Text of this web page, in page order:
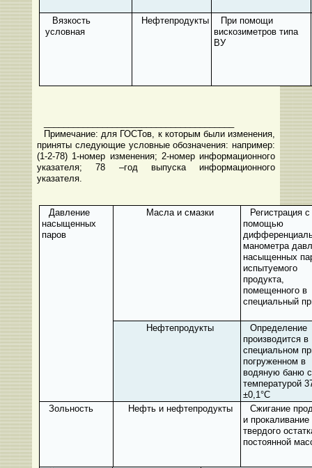
Вязкость
условная
Нефтепродукты
При помощи
вискозиметров типа
ВУ
Примечание: для ГОСТов, к которым были изменения,
приняты следующие условные обозначения: например:
(1-2-78) 1-номер изменения; 2-номер информационного
указателя; 78 –год выпуска информационного
указателя.
Давление
насыщенных
паров
Масла и смазки
Регистрация с
помощью
манометра
насыщенных
испытуемого
продукта,
помещенного в
специальный
Нефтепродукты
Определение
производится в
специальном
погруженном в
водяную баню с
температурой
±0,1°С
Зольность
Нефть и нефтепродукты
Сжигание
и про­каливание
твердого
постоянной